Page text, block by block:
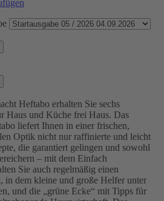
Heftabo erhalten Sie sechs
Haus und Küche frei Haus. Das
liefert Ihnen in einer frischen,
Optik nicht nur raffinierte und leicht
die garantiert gelingen und sowohl
– mit dem Einfach
Sie auch regelmäßig einen
in dem kleine und große Helfer unter
und die „grüne Ecke“ mit Tipps für